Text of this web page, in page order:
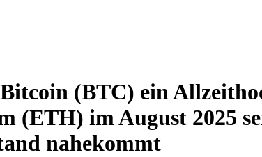
(BTC) ein
(ETH) im August 2025
nahekommt